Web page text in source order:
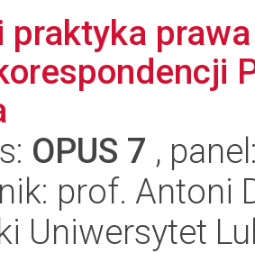
praktyka
OPUS 7 ,
prof. Antoni
Uniwersytet